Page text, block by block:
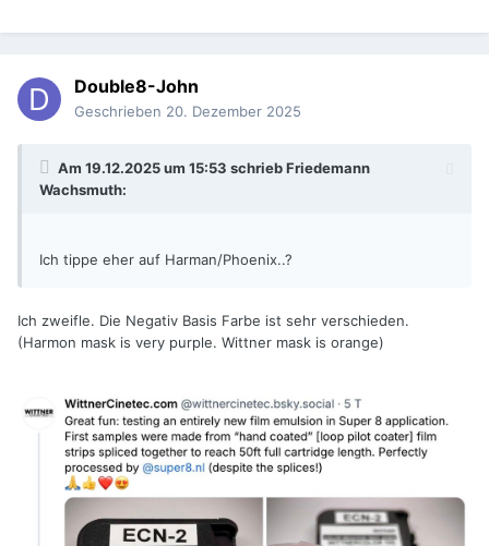
Double8-John
Geschrieben 20. Dezember 2025
Am 19.12.2025 um 15:53 schriebFriedemann
Wachsmuth:
Ich tippe eher auf Harman/Phoenix..?
Ich zweifle. Die Negativ Basis Farbe ist sehr verschieden.
(Harmon mask is very purple. Wittner mask is orange)